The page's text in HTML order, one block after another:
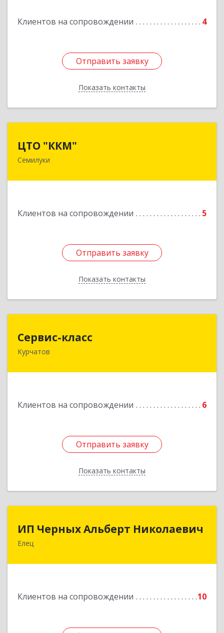
Клиентов на сопровождении 4
Отправить заявку
Показать контакты
Отправить заявку
Назад
ЦТО "ККМ"
Семилуки
Клиентов на сопровождении 5
Отправить заявку
Показать контакты
Отправить заявку
Назад
Сервис-класс
Курчатов
Клиентов на сопровождении 6
Отправить заявку
Показать контакты
Подробнее
Отправить заявку
Назад
ИП Черных Альберт Николаевич
Елец
Клиентов на сопровождении 10
ИП Черных Альберт Николаевич
399771, Липецкая обл, Елец г, Н.Гусевой ул, 56А